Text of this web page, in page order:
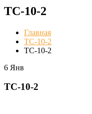
TC-10-2
Главная
TC-10-2
TC-10-2
6 Янв
TC-10-2